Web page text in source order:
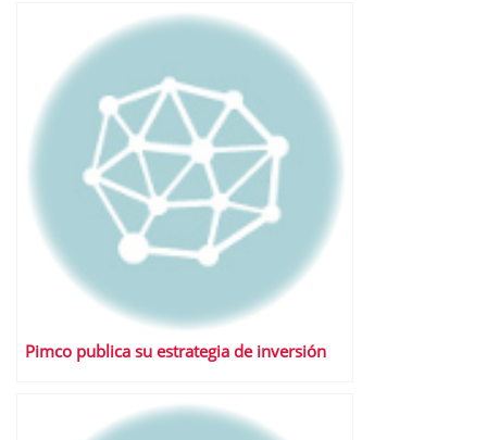
Pimco publica su estrategia de inversión